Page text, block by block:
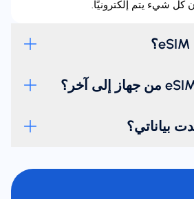
كل شيء يتم إلكترونيًا.
بياناتي؟